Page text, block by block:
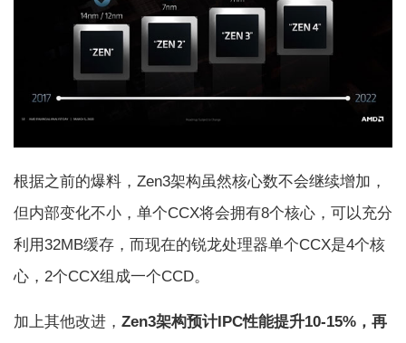
根据之前的爆料，Zen3架构虽然核心数不会继续增加，
但内部变化不小，单个CCX将会拥有8个核心，可以充分
利用32MB缓存，而现在的锐龙处理器单个CCX是4个核
心，2个CCX组成一个CCD。
加上其他改进， Zen3架构预计IPC性能提升10-15%，再